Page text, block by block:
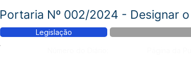
Portaria Nº 002/2024 - Designar
Legislação